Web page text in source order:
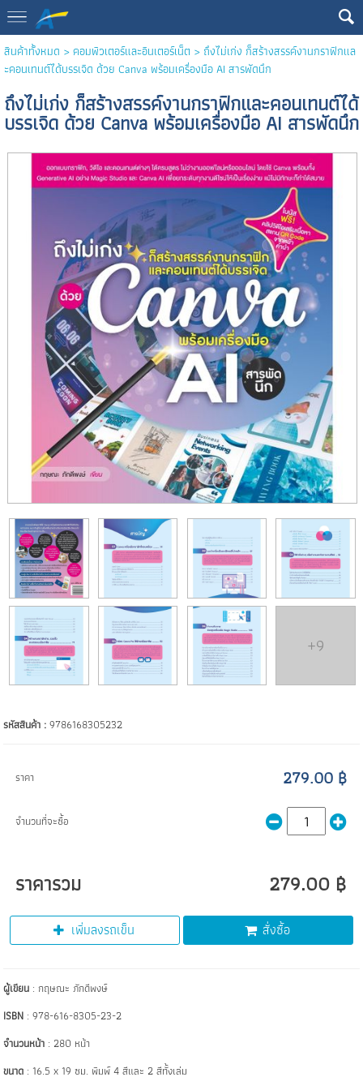
สินค้าทั้งหมด >คอมพิวเตอร์และอินเตอร์เน็ต > ถึงไม่เก่ง ก็สร้างสรรค์งานกราฟิกแล
ะคอนเทนต์ได้บรรเจิด ด้วย Canva พร้อมเครื่องมือ AI สารพัดนึก
ถึงไม่เก่ง ก็สร้างสรรค์งานกราฟิกและคอนเทนต์ได้
บรรเจิด ด้วย Canva พร้อมเครื่องมือ AI สารพัดนึก
+9
รหัสสินค้า :9786168305232
ราคา 279.00 ฿
จำนวนที่จะซื้อ
ราคารวม 279.00 ฿
เพิ่มลงรถเข็น สั่งซื้อ
ผู้เขียน : กฤษณะ ภักดีพงษ์
ISBN : 978-616-8305-23-2
จำนวนหน้า : 280 หน้า
ขนาด : 16.5 x 19 ซม. พิมพ์ 4 สีและ 2 สีทั้งเล่ม